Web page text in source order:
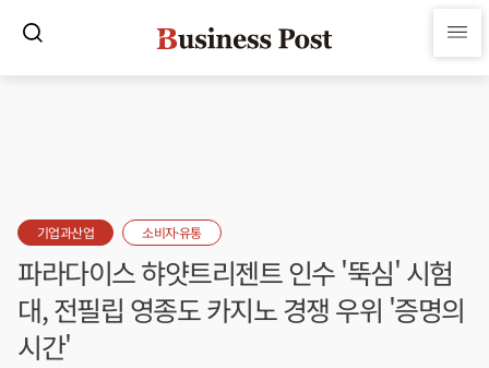
기업과산업 소비자·유통
파라다이스 햐얏트리젠트 인수 '뚝심' 시험
대, 전필립 영종도 카지노 경쟁 우위 '증명의
시간'